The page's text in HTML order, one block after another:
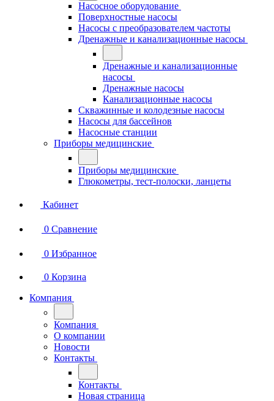
Насосное оборудование
Поверхностные насосы
Насосы с преобразователем частоты
Дренажные и канализационные насосы
Дренажные и канализационные
насосы
Дренажные насосы
Канализационные насосы
Скважинные и колодезные насосы
Насосы для бассейнов
Насосные станции
Приборы медицинские
Приборы медицинские
Глюкометры, тест-полоски, ланцеты
Кабинет
0 Сравнение
0 Избранное
0 Корзина
Компания
Компания
О компании
Новости
Контакты
Контакты
Новая страница